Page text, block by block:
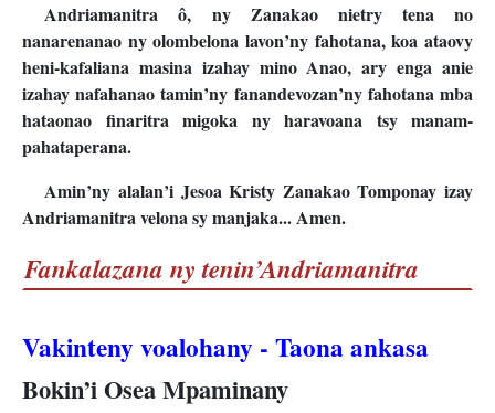
Andriamanitra ô, ny Zanakao nietry tena no
nanarenanao ny olombelona lavon’ny fahotana, koa ataovy
heni-kafaliana masina izahay mino Anao, ary enga anie
izahay nafahanao tamin’ny fanandevozan’ny fahotana mba
hataonao finaritra migoka ny haravoana tsy manam-
pahataperana.
Amin’ny alalan’i Jesoa Kristy Zanakao Tomponay izay
Andriamanitra velona sy manjaka... Amen.
Fankalazana ny tenin’Andriamanitra
Vakinteny voalohany - Taona ankasa
Bokin’i Osea Mpaminany